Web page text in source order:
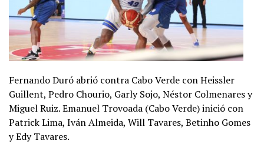
Fernando Duró abrió contra Cabo Verde con Heissler
Guillent, Pedro Chourio, Garly Sojo, Néstor Colmenares y
Miguel Ruiz. Emanuel Trovoada (Cabo Verde) inició con
Patrick Lima, Iván Almeida, Will Tavares, Betinho Gomes
y Edy Tavares.